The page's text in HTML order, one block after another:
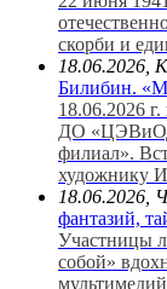
скорби и
18.06.2026,
Билибин.
18.06.2026
ДО
филиал».
художнику
18.06.2026,
фантазий,
Участницы
собой»